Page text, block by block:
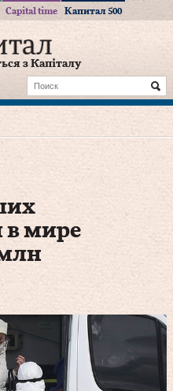
Capital time Капитал 500
з Капіталу
в мире